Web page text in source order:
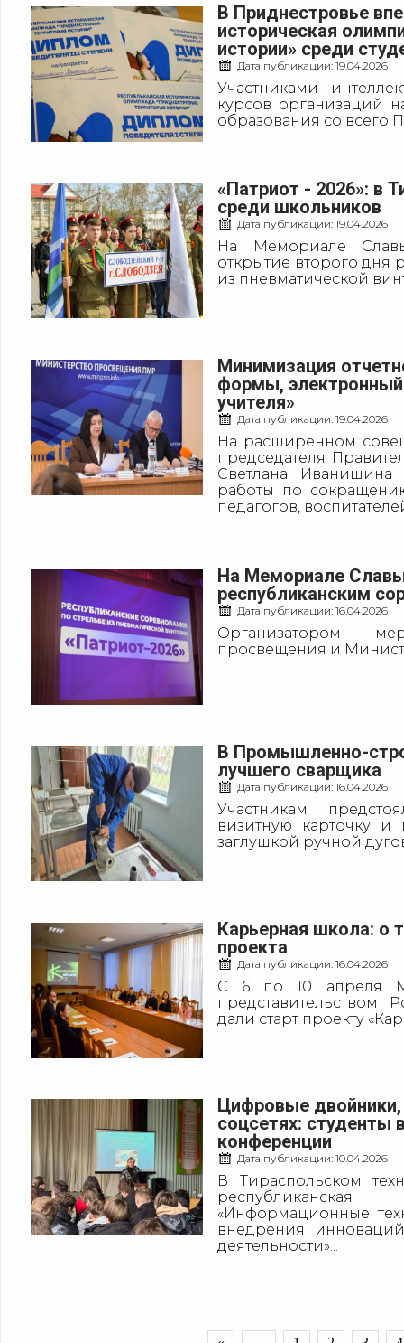
В Приднестровье
историческая
истории» среди
Дата публикации:19.04.2026
Участниками
курсов организаций
образования со всего
«Патриот - 2026»: в
среди школьников
Дата публикации:19.04.2026
На Мемориале
открытие второго дня
из пневматической
Минимизация
формы,
учителя»
Дата публикации:19.04.2026
На расширенном
председателя
Светлана
работы по
педагогов,
На Мемориале
республиканским
Дата публикации:16.04.2026
Организатором
просвещения и
В Промышленно-
лучшего сварщика
Дата публикации:16.04.2026
Участникам
визитную карточку
заглушкой ручной
Карьерная школа: о
проекта
Дата публикации:16.04.2026
С 6 по 10 апреля
представительством
дали старт проекту
Цифровые
соцсетях: студенты
конференции
Дата публикации:10.04.2026
В Тираспольском
республиканская
«Информационные
внедрения
деятельности»...